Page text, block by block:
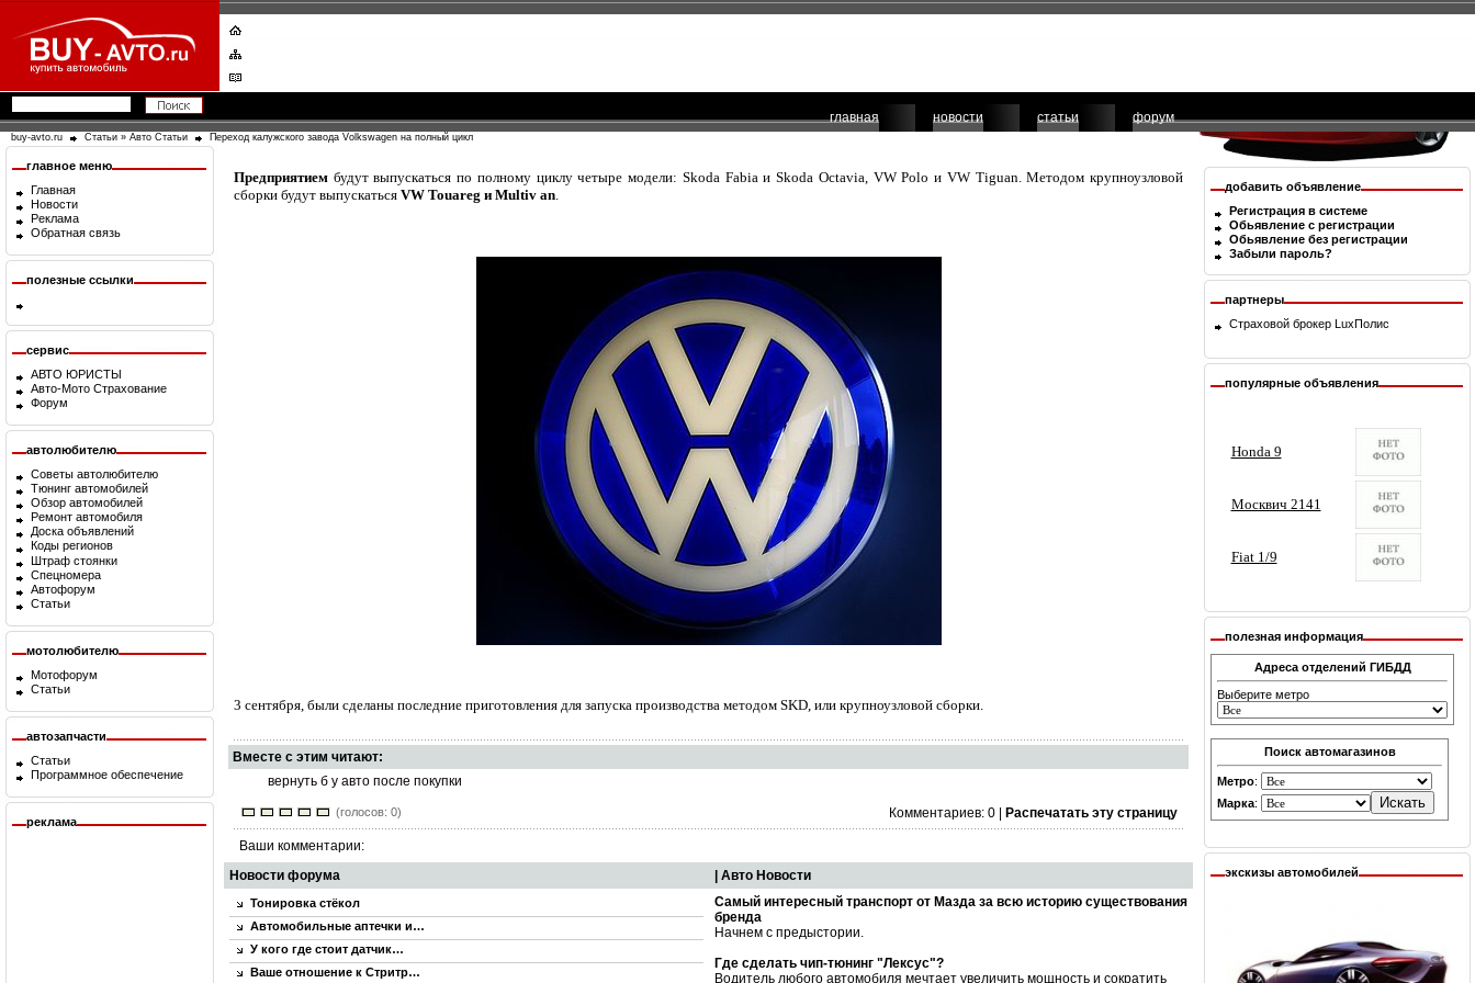
главная новости статьи форум
buy-avto.ru Статьи » Авто Статьи Переход калужского завода Volkswagen на полный цикл
главное меню
Главная
Новости
Реклама
Обратная связь
полезные ссылки
сервис
АВТО ЮРИСТЫ
Авто-Мото Страхование
Форум
автолюбителю
Советы автолюбителю
Тюнинг автомобилей
Обзор автомобилей
Ремонт автомобиля
Доска объявлений
Коды регионов
Штраф стоянки
Спецномера
Автофорум
Статьи
мотолюбителю
Мотофорум
Статьи
автозапчасти
Статьи
Программное обеспечение
реклама
Предприятием будут выпускаться по полному циклу четыре модели: Skoda Fabia и Skoda Octavia, VW Polo и VW Tiguan. Методом крупноузловой
сборки будут выпускаться VW Touareg и Multiv an.
3 сентября, были сделаны последние приготовления для запуска производства методом SKD, или крупноузловой сборки.
Вместе с этим читают:
вернуть б у авто после покупки
(голосов: 0) Комментариев: 0 | Распечатать эту страницу
Ваши комментарии:
Новости форума
| Авто Новости
Тонировка стёкол
Автомобильные аптечки и…
У кого где стоит датчик…
Ваше отношение к Стритр…
Самый интересный транспорт от Мазда за всю историю существования
бренда
Начнем с предыстории.
Где сделать чип-тюнинг "Лексус"?
Водитель любого автомобиля мечтает увеличить мощность и сократить
добавить объявление
Регистрация в системе
Обьявление с регистрации
Обьявление без регистрации
Забыли пароль?
партнеры
Страховой брокер LuxПолис
популярные объявления
полезная информация
Адреса отделений ГИБДД
Выберите метро
Поиск автомагазинов
Метро:
Марка:
экскизы автомобилей